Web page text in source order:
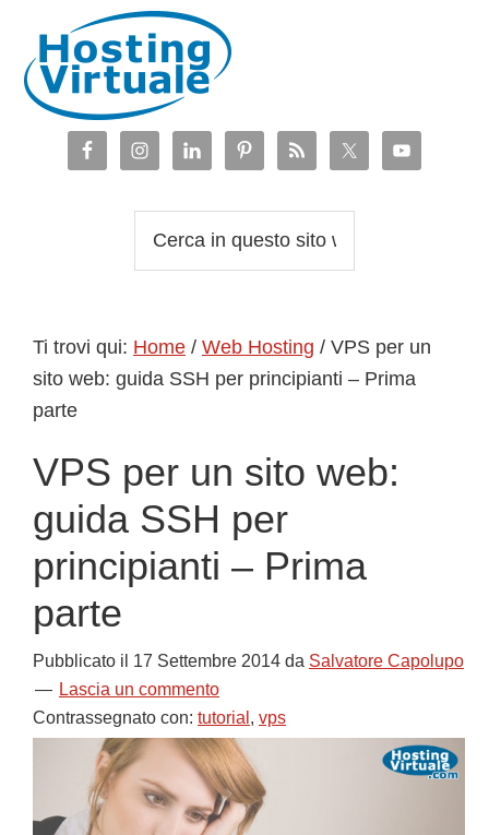
navigazione
primaria
contenuto
principale
barra
laterale
piè
web
Ti trovi qui: Home / Web Hosting / VPS per un
sito web: guida SSH per principianti – Prima
parte
VPS per un sito web:
guida SSH per
principianti – Prima
parte
Pubblicato il 17 Settembre 2014 da Salvatore Capolupo
Lascia un commento
Contrassegnato con: tutorial , vps